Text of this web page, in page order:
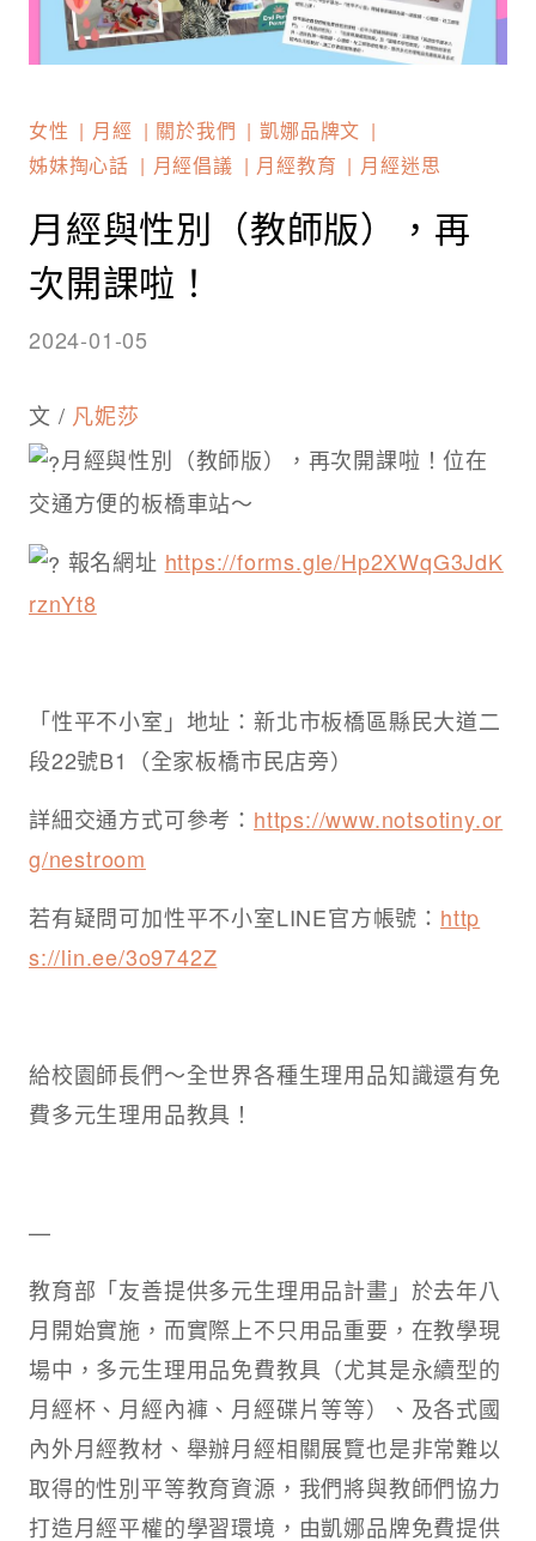
女性 月經 關於我們
凱娜品牌文
姊妹掏心話
月經倡議 月經教育 月經迷思
月經與性別（教師版），再
次開課啦！
2024-01-05
文 / 凡妮莎
月經與性別（教師版），再次開課啦！位在
交通方便的板橋車站～
報名網址 https://forms.gle/Hp2XWqG3JdK
rznYt8
「性平不小室」地址：新北市板橋區縣民大道二
段22號B1（全家板橋市民店旁）
詳細交通方式可參考： https://www.notsotiny.or
g/nestroom
若有疑問可加性平不小室LINE官方帳號： http
s://lin.ee/3o9742Z
給校園師長們～全世界各種生理用品知識還有免
費多元生理用品教具！
—
教育部「友善提供多元生理用品計畫」於去年八
月開始實施，而實際上不只用品重要，在教學現
場中，多元生理用品免費教具（尤其是永續型的
月經杯、月經內褲、月經碟片等等）、及各式國
內外月經教材、舉辦月經相關展覽也是非常難以
取得的性別平等教育資源，我們將與教師們協力
打造月經平權的學習環境，由凱娜品牌免費提供